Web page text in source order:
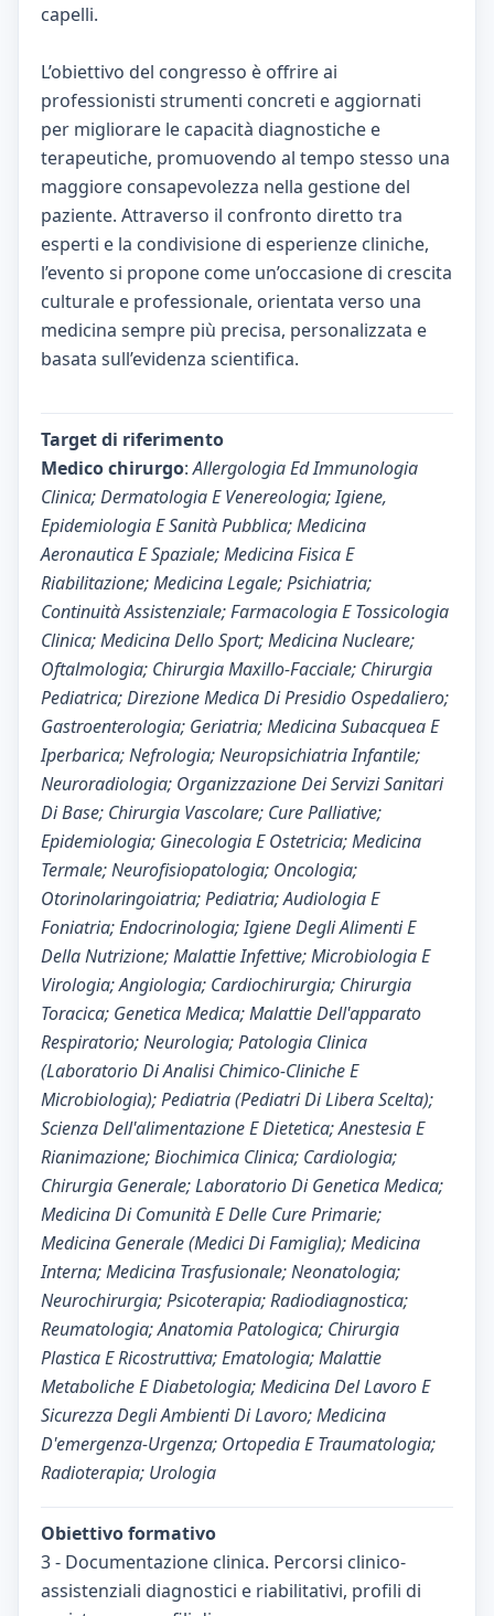
capelli.
L’obiettivo del congresso è offrire ai
professionisti strumenti concreti e aggiornati
per migliorare le capacità diagnostiche e
terapeutiche, promuovendo al tempo stesso una
maggiore consapevolezza nella gestione del
paziente. Attraverso il confronto diretto tra
esperti e la condivisione di esperienze cliniche,
l’evento si propone come un’occasione di crescita
culturale e professionale, orientata verso una
medicina sempre più precisa, personalizzata e
basata sull’evidenza scientifica.
Target di riferimento
Medico chirurgo:Allergologia Ed Immunologia
Clinica; Dermatologia E Venereologia; Igiene,
Epidemiologia E Sanità Pubblica; Medicina
Aeronautica E Spaziale; Medicina Fisica E
Riabilitazione; Medicina Legale; Psichiatria;
Continuità Assistenziale; Farmacologia E Tossicologia
Clinica; Medicina Dello Sport; Medicina Nucleare;
Oftalmologia; Chirurgia Maxillo-Facciale; Chirurgia
Pediatrica; Direzione Medica Di Presidio Ospedaliero;
Gastroenterologia; Geriatria; Medicina Subacquea E
Iperbarica; Nefrologia; Neuropsichiatria Infantile;
Neuroradiologia; Organizzazione Dei Servizi Sanitari
Di Base; Chirurgia Vascolare; Cure Palliative;
Epidemiologia; Ginecologia E Ostetricia; Medicina
Termale; Neurofisiopatologia; Oncologia;
Otorinolaringoiatria; Pediatria; Audiologia E
Foniatria; Endocrinologia; Igiene Degli Alimenti E
Della Nutrizione; Malattie Infettive; Microbiologia E
Virologia; Angiologia; Cardiochirurgia; Chirurgia
Toracica; Genetica Medica; Malattie Dell'apparato
Respiratorio; Neurologia; Patologia Clinica
(Laboratorio Di Analisi Chimico-Cliniche E
Microbiologia); Pediatria (Pediatri Di Libera Scelta);
Scienza Dell'alimentazione E Dietetica; Anestesia E
Rianimazione; Biochimica Clinica; Cardiologia;
Chirurgia Generale; Laboratorio Di Genetica Medica;
Medicina Di Comunità E Delle Cure Primarie;
Medicina Generale (Medici Di Famiglia); Medicina
Interna; Medicina Trasfusionale; Neonatologia;
Neurochirurgia; Psicoterapia; Radiodiagnostica;
Reumatologia; Anatomia Patologica; Chirurgia
Plastica E Ricostruttiva; Ematologia; Malattie
Metaboliche E Diabetologia; Medicina Del Lavoro E
Sicurezza Degli Ambienti Di Lavoro; Medicina
D'emergenza-Urgenza; Ortopedia E Traumatologia;
Radioterapia; Urologia
Obiettivo formativo
3 - Documentazione clinica. Percorsi clinico-
assistenziali diagnostici e riabilitativi, profili di